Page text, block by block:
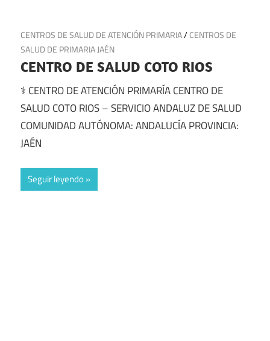
10 de julio de 2025
CENTROS DE SALUD DE ATENCIÓN PRIMARIA/CENTROS DE
SALUD DE PRIMARIA JAÉN
CENTRO DE SALUD COTO RIOS
⚕️ CENTRO DE ATENCIÓN PRIMARÍA CENTRO DE
SALUD COTO RIOS – SERVICIO ANDALUZ DE SALUD
COMUNIDAD AUTÓNOMA: ANDALUCÍA PROVINCIA:
JAÉN
Seguir leyendo